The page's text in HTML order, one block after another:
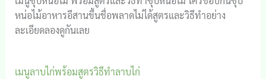
หน่อไม้อาหารอีสานขึ้นชื่อพลาดไม่ได้สูตรและวิธีทำอย่าง
ละเอียดลองดูกันเลย
เมนูลาบไก่พร้อมสูตรวิธีทำลาบไก่